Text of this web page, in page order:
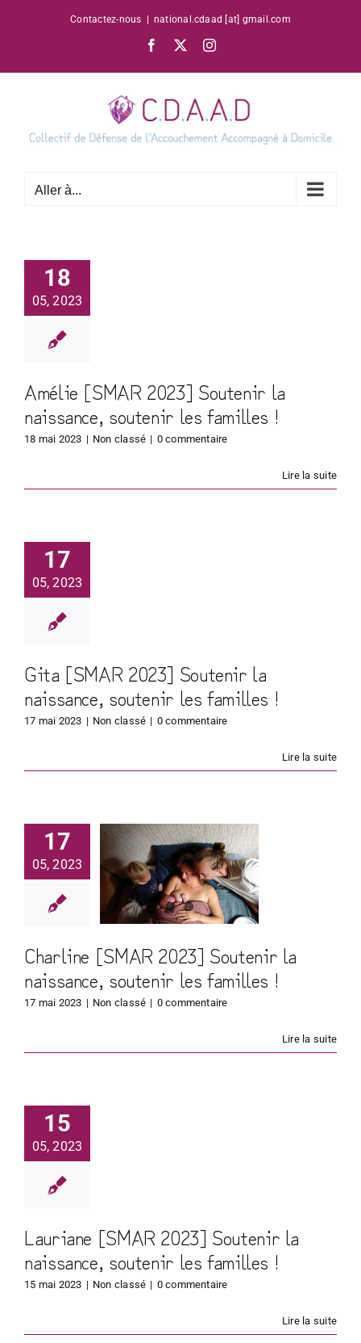
Contactez-nous national.cdaad [at] gmail.com
Facebook Instagram
Aller à...
18
05, 2023
Amélie [SMAR 2023] Soutenir la
naissance, soutenir les familles !
18 mai 2023 | Non classé | 0 commentaire
Lire la suite
17
05, 2023
Gita [SMAR 2023] Soutenir la
naissance, soutenir les familles !
17 mai 2023 | Non classé | 0 commentaire
Lire la suite
17
05, 2023
2023]
la
les
!
Charline [SMAR 2023] Soutenir la
naissance, soutenir les familles !
17 mai 2023 | Non classé | 0 commentaire
Lire la suite
15
05, 2023
Lauriane [SMAR 2023] Soutenir la
naissance, soutenir les familles !
15 mai 2023 | Non classé | 0 commentaire
Lire la suite